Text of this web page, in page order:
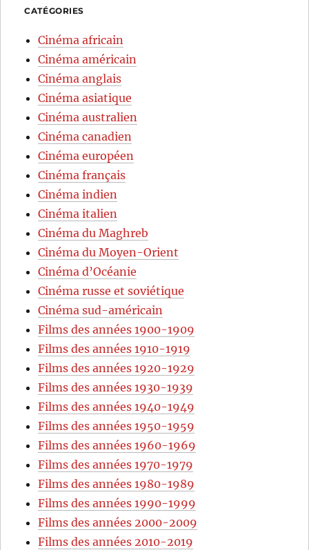
CATÉGORIES
Cinéma africain
Cinéma américain
Cinéma anglais
Cinéma asiatique
Cinéma australien
Cinéma canadien
Cinéma européen
Cinéma français
Cinéma indien
Cinéma italien
Cinéma du Maghreb
Cinéma du Moyen-Orient
Cinéma d’Océanie
Cinéma russe et soviétique
Cinéma sud-américain
Films des années 1900-1909
Films des années 1910-1919
Films des années 1920-1929
Films des années 1930-1939
Films des années 1940-1949
Films des années 1950-1959
Films des années 1960-1969
Films des années 1970-1979
Films des années 1980-1989
Films des années 1990-1999
Films des années 2000-2009
Films des années 2010-2019